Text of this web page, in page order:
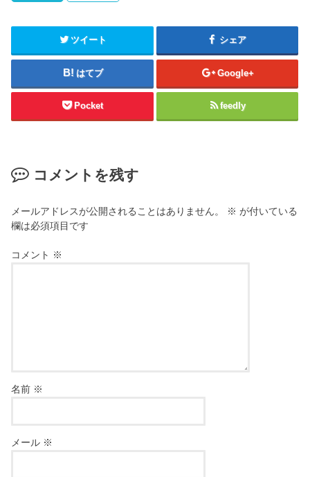
ツイート シェア
はてブ Google+
Pocket feedly
コメントを残す
メールアドレスが公開されることはありません。 ※ が付いている
欄は必須項目です
コメント ※
名前 ※
メール ※